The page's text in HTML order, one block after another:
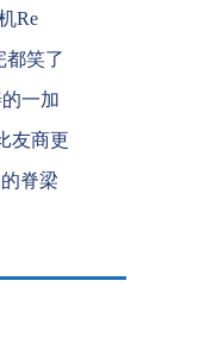
Re
都笑了
一加
友商更
脊梁